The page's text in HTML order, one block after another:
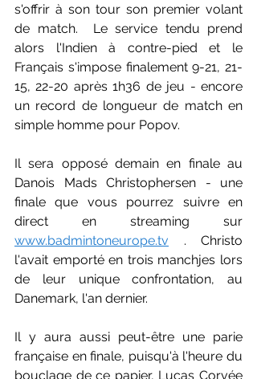
s'offrir à son tour son premier volant
de match.  Le service tendu prend
alors l'Indien à contre-pied et le
Français s'impose finalement 9-21, 21-
15, 22-20 après 1h36 de jeu - encore
un record de longueur de match en
simple homme pour Popov.
Il sera opposé demain en finale au
Danois Mads Christophersen - une
finale que vous pourrez suivre en
www.badmintoneurope.tv . Christo
l'avait emporté en trois manchjes lors
de leur unique confrontation, au
Danemark, l'an dernier.
Il y aura aussi peut-être une parie
française en finale, puisqu'à l'heure du
bouclage de ce papier, Lucas Corvée